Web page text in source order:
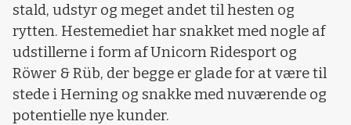
stald, udstyr og meget andet til hesten og
rytten. Hestemediet har snakket med nogle af
udstillerne i form af Unicorn Ridesport og
Röwer & Rüb, der begge er glade for at være til
stede i Herning og snakke med nuværende og
potentielle nye kunder.